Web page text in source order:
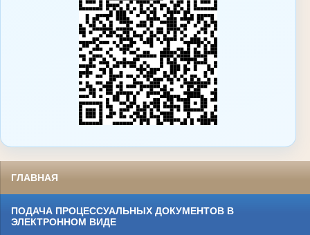
ГЛАВНАЯ
ПОДАЧА ПРОЦЕССУАЛЬНЫХ ДОКУМЕНТОВ В
ЭЛЕКТРОННОМ ВИДЕ